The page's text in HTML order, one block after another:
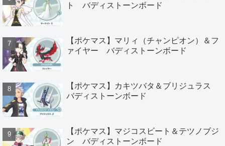
ト バディストーンボード
【ポケマス】マリィ（チャンピオン）＆フ
ァイヤー バディストーンボード
【ポケマス】カキツバタ＆ブリジュラス
バディストーンボード
【ポケマス】マジコスビート＆テツノブジ
ン バディストーンボード